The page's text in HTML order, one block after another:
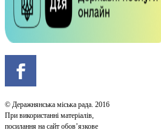
© Деражнянська міська рада. 2016
При використанні матеріалів,
посилання на сайт обов’язкове